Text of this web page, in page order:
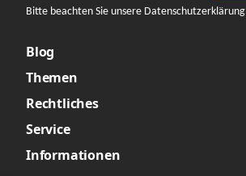
Bitte beachten Sie unsere Datenschutzerklärung
Blog
Themen
Rechtliches
Service
Informationen